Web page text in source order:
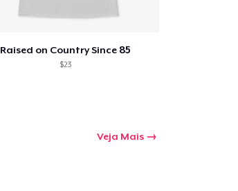
Raised on Country Since 85
$23
Veja Mais